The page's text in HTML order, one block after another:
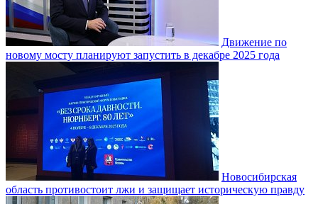
Движение по
новому мосту планируют запустить в декабре 2025 года
Новосибирская
область противостоит лжи и защищает историческую правду